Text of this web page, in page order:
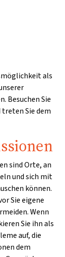
als
Besuchen Sie
treten Sie dem
sind Orte, an
und sich mit
können.
Sie eigene
Wenn
Sie ihn als
auf, die
dem